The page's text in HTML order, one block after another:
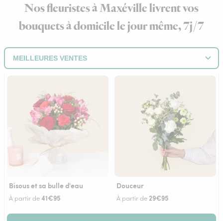
Nos fleuristes à Maxéville livrent vos
bouquets à domicile le jour même, 7j/7
Bisous et sa bulle d'eau
À partir de41€95
Douceur
À partir de29€95